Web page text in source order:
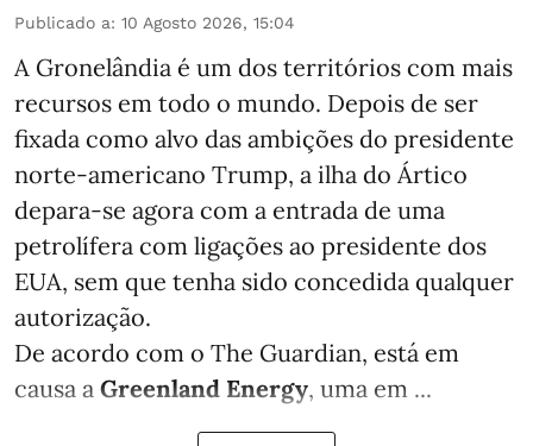
Publicado a: 10 Agosto 2026, 15:04
A Gronelândia é um dos territórios com mais
recursos em todo o mundo. Depois de ser
fixada como alvo das ambições do presidente
norte-americano Trump, a ilha do Ártico
depara-se agora com a entrada de uma
petrolífera com ligações ao presidente dos
EUA, sem que tenha sido concedida qualquer
autorização.
De acordo com o The Guardian, está em
causa a Greenland Energy, uma em ...